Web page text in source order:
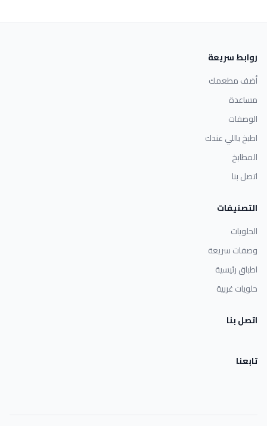
روابط سريعة
أضف مطعمك
مساعدة
الوصفات
اطبخ باللي عندك
المطابخ
اتصل بنا
التصنيفات
الحلويات
وصفات سريعة
اطباق رئيسية
حلويات غربية
اتصل بنا
تابعنا